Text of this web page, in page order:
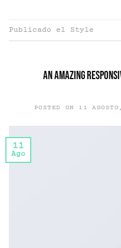
Publicado el Style
An Amazing
POSTED ON 11
11
Ago